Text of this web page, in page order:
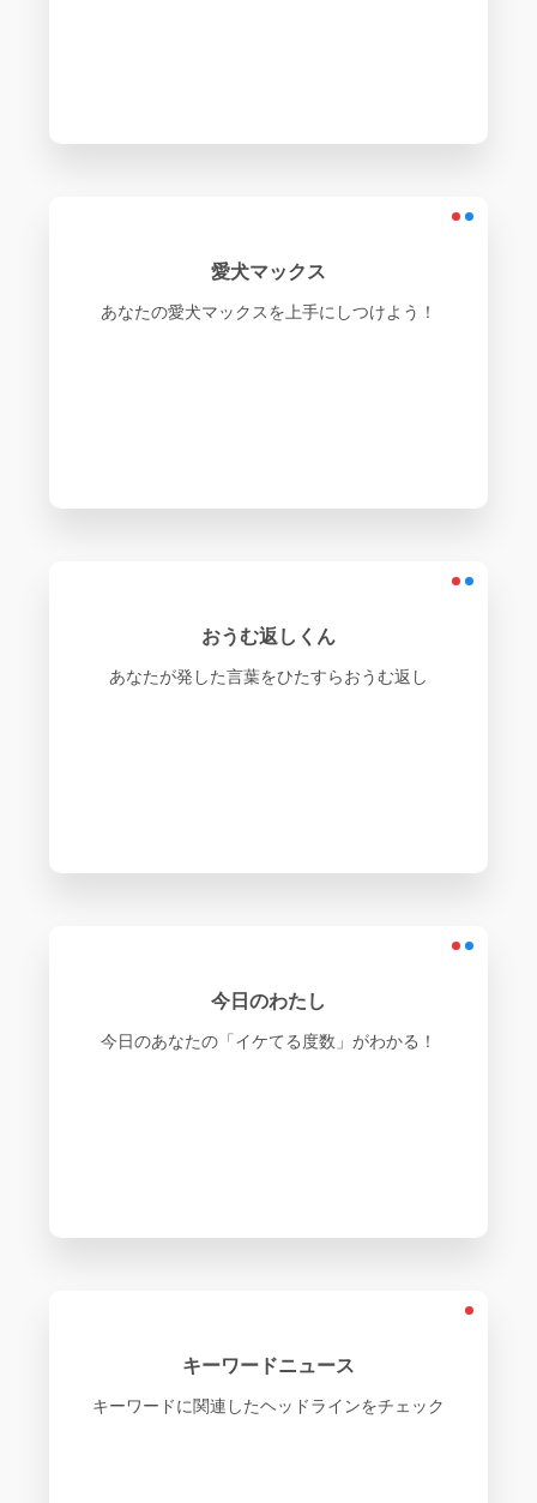
愛犬マックス
あなたの愛犬マックスを上手にしつけよう！
おうむ返しくん
あなたが発した言葉をひたすらおうむ返し
今日のわたし
今日のあなたの「イケてる度数」がわかる！
キーワードニュース
キーワードに関連したヘッドラインをチェック